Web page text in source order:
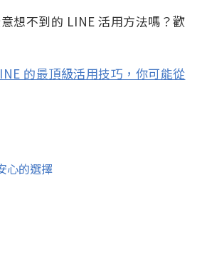
想不到的 LINE 活用方法嗎？歡
的最頂級活用技巧，你可能從
心的選擇